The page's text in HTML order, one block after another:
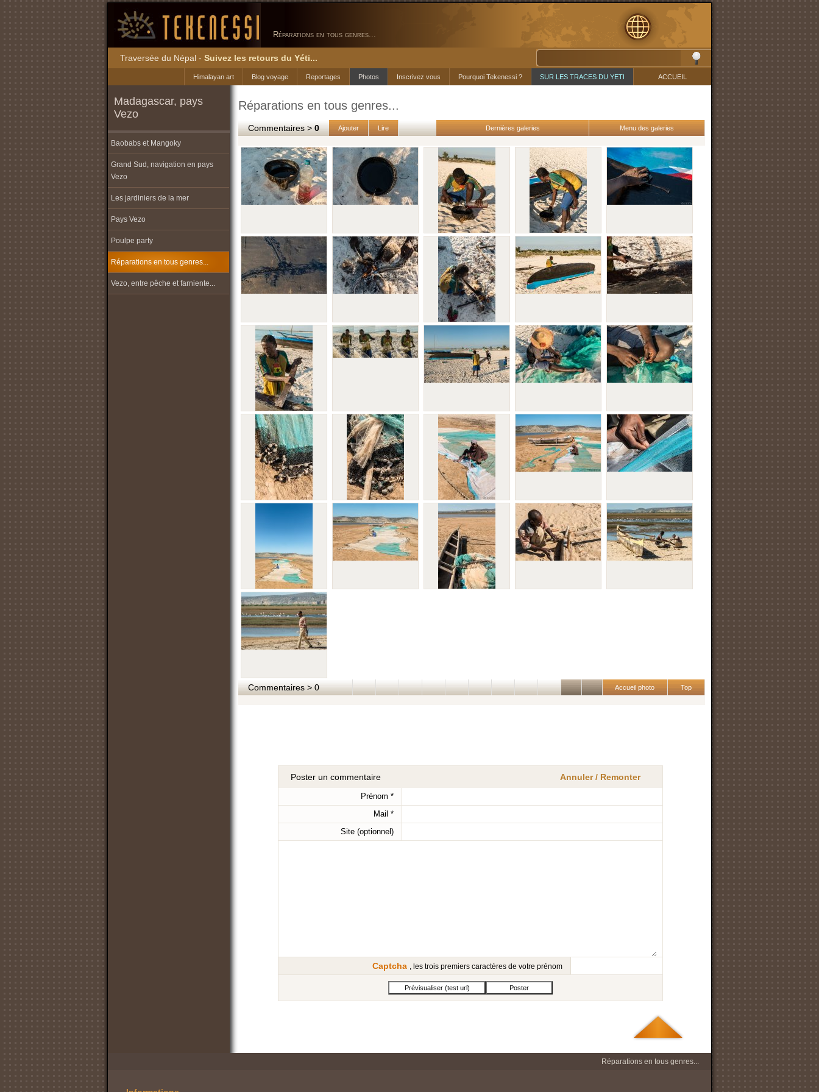
Réparations en tous genres...
Traversée du Népal - Suivez les retours du Yéti...
ACCUEIL
SUR LES TRACES DU YETI
Pourquoi Tekenessi ?
Inscrivez vous
Photos
Reportages
Blog voyage
Himalayan art
Madagascar, pays
Vezo
Baobabs et Mangoky
Grand Sud, navigation en pays
Vezo
Les jardiniers de la mer
Pays Vezo
Poulpe party
Réparations en tous genres...
Vezo, entre pêche et farniente...
Réparations en tous genres...
Commentaires >0 Ajouter Lire Menu des galeries
Dernières galeries
Commentaires > 0 Top
Accueil photo
Annuler / Remonter
Poster un commentaire
Prénom *
Mail *
Site (optionnel)
Captcha , les trois premiers caractères de votre prénom
Réparations en tous genres...